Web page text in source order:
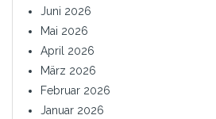
Juni 2026
Mai 2026
April 2026
März 2026
Februar 2026
Januar 2026